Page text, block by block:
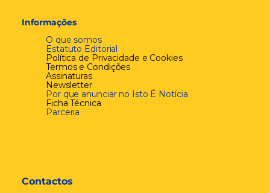
Informações
O que somos
Estatuto Editorial
Política de Privacidade e Cookies
Termos e Condições
Assinaturas
Newsletter
Por que anunciar no Isto É Notícia
Ficha Técnica
Parceria
Contactos